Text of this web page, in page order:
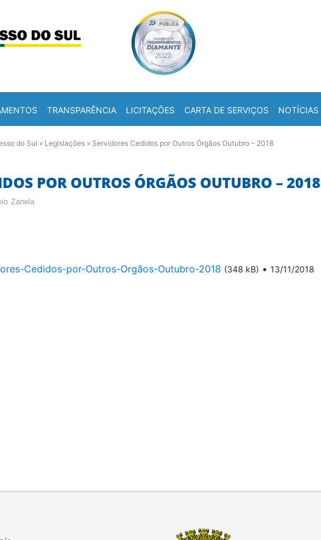
TRANSPARÊNCIA LICITAÇÕES CARTA DE SERVIÇOS NOTÍCIAS
do Sul » Legislações » Servidores Cedidos por Outros Órgãos Outubro – 2018
POR OUTROS ÓRGÃOS OUTUBRO – 2018
Zanela
Cedidos-por-Outros-Orgãos-Outubro-2018 (348 kB) • 13/11/2018